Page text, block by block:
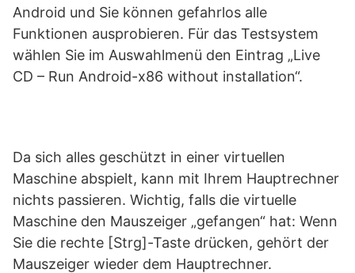
Android und Sie können gefahrlos alle
Funktionen ausprobieren. Für das Testsystem
wählen Sie im Auswahlmenü den Eintrag „Live
CD – Run Android-x86 without installation“.
Da sich alles geschützt in einer virtuellen
Maschine abspielt, kann mit Ihrem Hauptrechner
nichts passieren. Wichtig, falls die virtuelle
Maschine den Mauszeiger „gefangen“ hat: Wenn
Sie die rechte [Strg]-Taste drücken, gehört der
Mauszeiger wieder dem Hauptrechner.